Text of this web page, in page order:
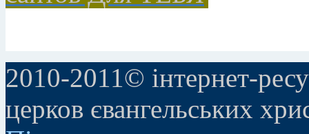
2010-2011© інтернет-
церков євангельських